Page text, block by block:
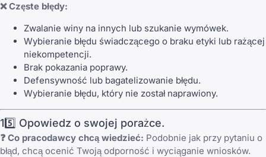
❌ Częste błędy:
Zwalanie winy na innych lub szukanie wymówek.
Wybieranie błędu świadczącego o braku etyki lub rażącej
niekompetencji.
Brak pokazania poprawy.
Defensywność lub bagatelizowanie błędu.
Wybieranie błędu, który nie został naprawiony.
15️⃣ Opowiedz o swojej porażce.
❓ Co pracodawcy chcą wiedzieć: Podobnie jak przy pytaniu o
błąd, chcą ocenić Twoją odporność i wyciąganie wniosków.